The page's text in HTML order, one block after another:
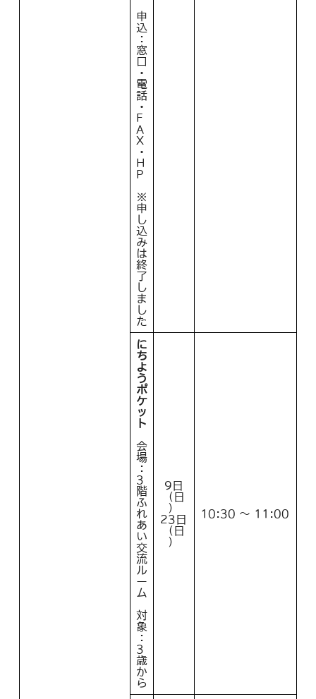
申
込
：
窓
口
・
電
話
・
F
A
X
・
H
P
※
申
し
込
み
は
終
了
し
ま
し
た
に
ち
よ
う
ポ
ケ
ッ
ト
会
場
：
3
階
ふ
れ
あ
い
交
流
ル
ー
ム
対
象
：
3
歳
か
ら
9日
（日
）
23日
（日
）
10:30 ～ 11:00